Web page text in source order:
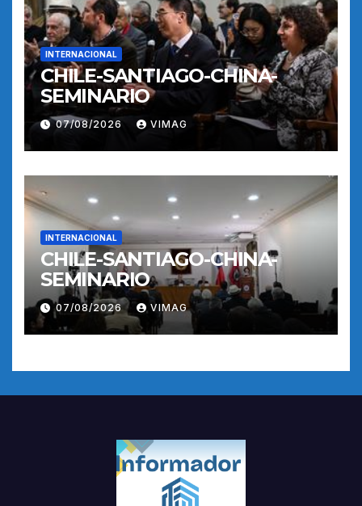
INTERNACIONAL
CHILE-SANTIAGO-CHINA-
SEMINARIO
07/08/2026 VIMAG
INTERNACIONAL
CHILE-SANTIAGO-CHINA-
SEMINARIO
07/08/2026 VIMAG